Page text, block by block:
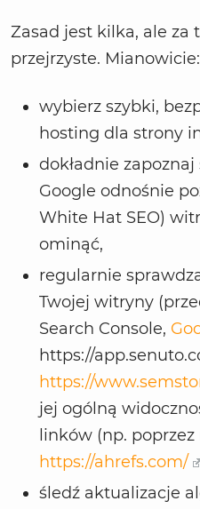
Zasad jest kilka, ale za
przejrzyste. Mianowicie:
wybierz szybki,
hosting dla strony
dokładnie
Google odnośnie
White Hat SEO)
ominąć,
regularnie
Twojej witryny
Search Console,
https://
https://
jej ogólną
linków (np. poprzez
https://ahrefs.com/
śledź aktualizacje